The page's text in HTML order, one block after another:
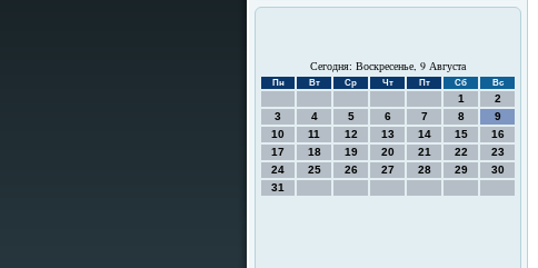
Сегодня: Воскресенье, 9 Августа
Пн Вт Ср Чт Пт Сб Вс
1
2
3
4 5 6 7 8
9
10
11 12 13 14 15
16
17
18 19 20 21 22
23
24
25 26 27 28 29
30
31